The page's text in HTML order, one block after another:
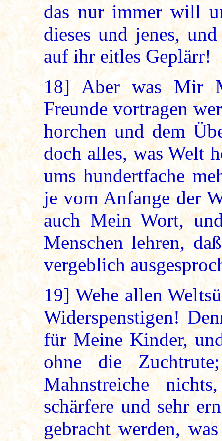
das nur immer will
dieses und jenes,
auf ihr eitles Geplärr!
18] Aber was Mir
Freunde vortragen
horchen und dem
doch alles, was Welt
ums hundertfache
je vom Anfange der
auch Mein Wort,
Menschen lehren,
vergeblich
19] Wehe allen
Widerspenstigen!
für Meine Kinder,
ohne die
Mahnstreiche
schärfere und sehr
gebracht werden,